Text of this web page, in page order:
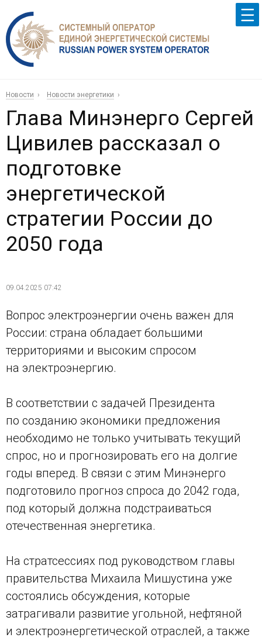
Новости Новости энергетики
Глава Минэнерго Сергей
Цивилев рассказал о
подготовке
энергетической
стратегии России до
2050 года
09.04.2025 07:42
Вопрос электроэнергии очень важен для
России: страна обладает большими
территориями и высоким спросом
на электроэнергию.
В соответствии с задачей Президента
по созданию экономики предложения
необходимо не только учитывать текущий
спрос, но и прогнозировать его на долгие
годы вперед. В связи с этим Минэнерго
подготовило прогноз спроса до 2042 года,
под который должна подстраиваться
отечественная энергетика.
На стратсессиях под руководством главы
правительства Михаила Мишустина уже
состоялись обсуждения, которые
затрагивали развитие угольной, нефтяной
и электроэнергетической отраслей, а также